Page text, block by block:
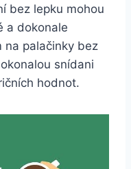
bez lepku mohou
a dokonale
na palačinky bez
snídani
hodnot.